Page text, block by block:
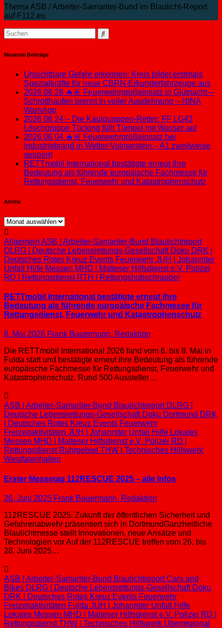
Thema ASB / Arbeiter-Samariter-Bund im Blaulicht-Report
auf F112.eu
Neueste Beiträge
Unsichtbare Gefahr erkennen: Kreis bildet erstmals
Spezialkräfte für neue CBRN-Erkunderfahrzeuge aus
2026 06 28 🔥🚨 Feuerwehrgroßeinsatz in Glutnacht –
Schrotthaufen brennt in voller Ausdehnung – NINA
WarnApp
2026 06 24 – Die Kaulquappen-Retter: FF LG43
Löschgruppe Tücking füllt Tümpel mit Wasser auf
2026 06 04 🔥🚨 Feuerwehrgroßeinsatz bei
Industriebrand in Wetter-Volmarstein – A1 zweitweise
gesperrt
RETTmobil International bestätigte erneut ihre
Bedeutung als führende europäische Fachmesse für
Rettungsdienst, Feuerwehr und Katastrophenschutz
Archiv
Archiv
Allgemein ASB | Arbeiter-Samariter-Bund Blaulichtreport
DLRG | Deutsche Lebensrettungs-Gesellschaft Doku DRK |
Deutsches Rotes Kreuz Events Feuerwehr JUH | Johanniter
Unfall Hilfe Messen MHD | Malteser Hilfsdienst e.V. Polizei
RD | Rettungsdienst RTH | Rettungshubschrauber
RETTmobil International bestätigte erneut ihre
Bedeutung als führende europäische Fachmesse für
Rettungsdienst, Feuerwehr und Katastrophenschutz
8. Mai 2026 Frank Bauermann, Redaktion
Die RETTmobil International 2026 fand vom 6. bis 8. Mai in
Fulda statt und bestätigte erneut ihre Bedeutung als führende
europäische Fachmesse für Rettungsdienst, Feuerwehr und
Katastrophenschutz. Rund 500 Aussteller…
ASB | Arbeiter-Samariter-Bund Blaulichtreport DLRG |
Deutsche Lebensrettungs-Gesellschaft Doku Dortmund DRK
| Deutsches Rotes Kreuz Events Feuerwehr
Freizeitaktivitäten JUH | Johanniter Unfall Hilfe Lokales
Messen MHD | Malteser Hilfsdienst e.V. Polizei RD |
Rettungsdienst RuhrgebietTHW | Technisches Hilfswerk
Westfalenhallen
Erster Messetag 112RESCUE 2025 – alle Infos
26. Juni 2025 Frank Bauermann, Redaktion
112RESCUE 2025: Zukunft der öffentlichen Sicherheit und
Gefahrenabwehr präsentiert sich in DortmundGanzheitliche
Blaulichtmesse stellt Innovationen, neue Ansätze und
Technologien vor Auf der 112RESCUE treffen vom 26. bis
28. Juni 2025…
ASB | Arbeiter-Samariter-Bund BlaulichtreportCars and
Bikes DLRG | Deutsche Lebensrettungs-Gesellschaft Doku
DRK | Deutsches Rotes Kreuz Events Feuerwehr
Freizeitaktivitäten Fulda JUH | Johanniter Unfall Hilfe
Lokales Messen MHD | Malteser Hilfsdienst e.V. Polizei RD |
RettungsdienstTHW | Technisches Hilfswerk Überregional